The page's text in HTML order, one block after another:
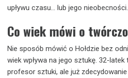
upływu czasu… lub jego nieobecności.
Co wiek mówi o
Nie sposób mówić o Hołdzie bez
wiek wpływa na jego sztukę. 32-
profesor sztuki, ale już